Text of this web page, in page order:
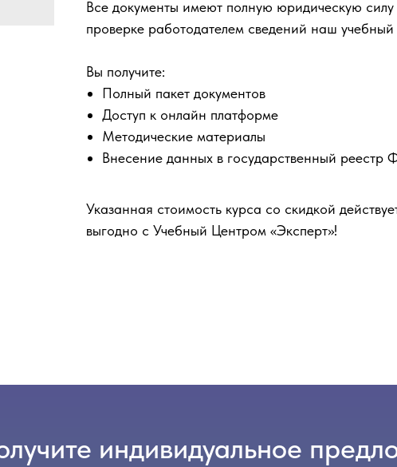
Все документы имеют полную юридическую
проверке работодателем сведений наш
Вы получите:
Полный пакет документов
Доступ к онлайн платформе
Методические материалы
Внесение данных в государственный
Указанная стоимость курса со скидкой
выгодно с Учебный Центром «Эксперт»!
индивидуальное